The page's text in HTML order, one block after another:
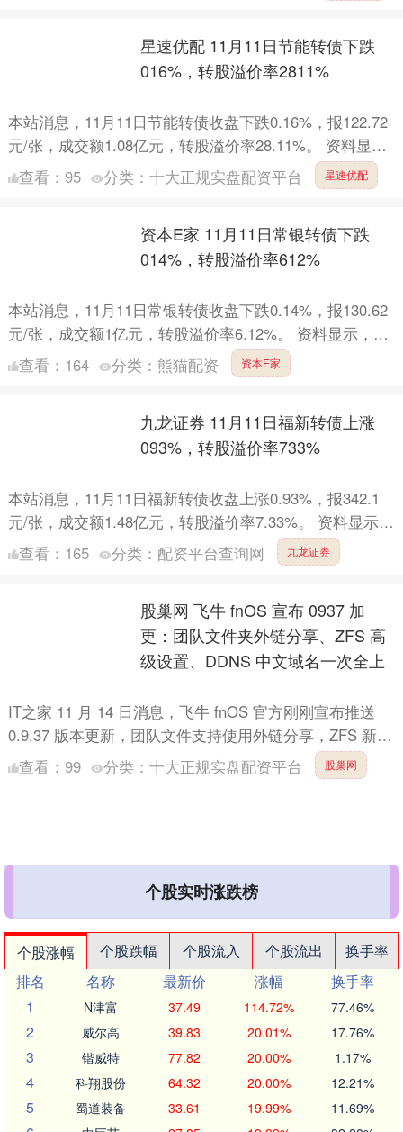
星速优配 11月11日节能转债下跌
016%，转股溢价率2811%
本站消息，11月11日节能转债收盘下跌0.16%，报122.72
元/张，成交额1.08亿元，转股溢价率28.11%。 资料显
示，节能转债信用级别为“AA+”，债....
查看： 95 分类： 十大正规实盘配资平台 星速优配
资本E家 11月11日常银转债下跌
014%，转股溢价率612%
本站消息，11月11日常银转债收盘下跌0.14%，报130.62
元/张，成交额1亿元，转股溢价率6.12%。 资料显示，常
银转债信用级别为“AAA”，债券期限6....
查看： 164 分类： 熊猫配资 资本E家
九龙证券 11月11日福新转债上涨
093%，转股溢价率733%
本站消息，11月11日福新转债收盘上涨0.93%，报342.1
元/张，成交额1.48亿元，转股溢价率7.33%。 资料显示，
福新转债信用级别为“A+”，债券期限....
查看： 165 分类： 配资平台查询网 九龙证券
股巢网 飞牛 fnOS 宣布 0937 加
更：团队文件夹外链分享、ZFS 高
级设置、DDNS 中文域名一次全上
IT之家 11 月 14 日消息，飞牛 fnOS 官方刚刚宣布推送
0.9.37 版本更新，团队文件支持使用外链分享，ZFS 新增
高级设置功能，另外还上线了呼声....
查看： 99 分类： 十大正规实盘配资平台 股巢网
个股实时涨跌榜
个股涨幅 个股跌幅 个股流入 个股流出
换手率
排名
名称 最新价 涨幅
换手率
1
N津富 37.49 114.72% 77.46%
2 威尔高 39.83 20.01% 17.76%
3 锴威特 77.82 20.00% 1.17%
4 科翔股份 64.32 20.00% 12.21%
5 蜀道装备 33.61 19.99% 11.69%